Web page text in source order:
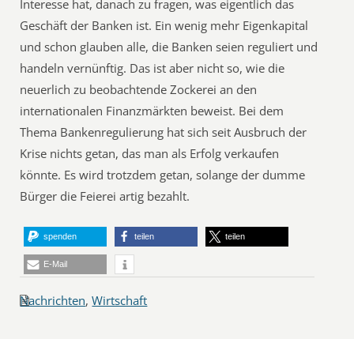
Interesse hat, danach zu fragen, was eigentlich das
Geschäft der Banken ist. Ein wenig mehr Eigenkapital
und schon glauben alle, die Banken seien reguliert und
handeln vernünftig. Das ist aber nicht so, wie die
neuerlich zu beobachtende Zockerei an den
internationalen Finanzmärkten beweist. Bei dem
Thema Bankenregulierung hat sich seit Ausbruch der
Krise nichts getan, das man als Erfolg verkaufen
könnte. Es wird trotzdem getan, solange der dumme
Bürger die Feierei artig bezahlt.
spenden teilen teilen
E-Mail
Nachrichten,Wirtschaft